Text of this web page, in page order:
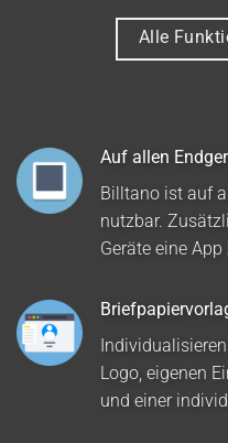
Alle
Auf allen
Billtano ist auf
nutzbar.
Geräte eine
Logo, eigenen
und einer